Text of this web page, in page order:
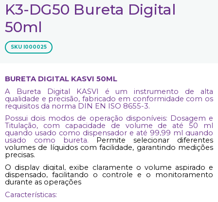
K3-DG50 Bureta Digital
50ml
SKU I000025
BURETA DIGITAL KASVI 50ML
A Bureta Digital KASVI é um instrumento de alta
qualidade e precisão, fabricado em conformidade com os
requisitos da norma DIN EN ISO 8655-3.
Possui dois modos de operação disponíveis: Dosagem e
Titulação, com capacidade de volume de até 50 ml
quando usado como dispensador e até 99,99 ml quando
usado como bureta.
Permite selecionar diferentes
volumes de líquidos com facilidade, garantindo medições
precisas.
O display digital, exibe claramente o volume aspirado e
dispensado, facilitando o controle e o monitoramento
durante as operações
Características: